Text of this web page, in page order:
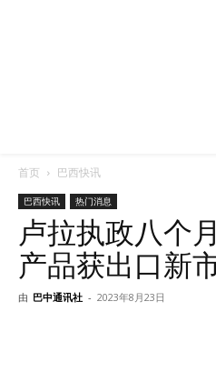
首页 巴西快讯
巴西快讯 热门消息
卢拉执政八个
产品获出口新
由 巴中通讯社 - 2023年8月23日